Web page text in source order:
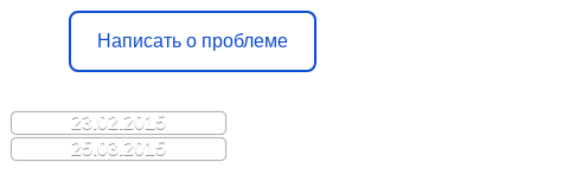
Написать о проблеме
23.02.2015
25.03.2015